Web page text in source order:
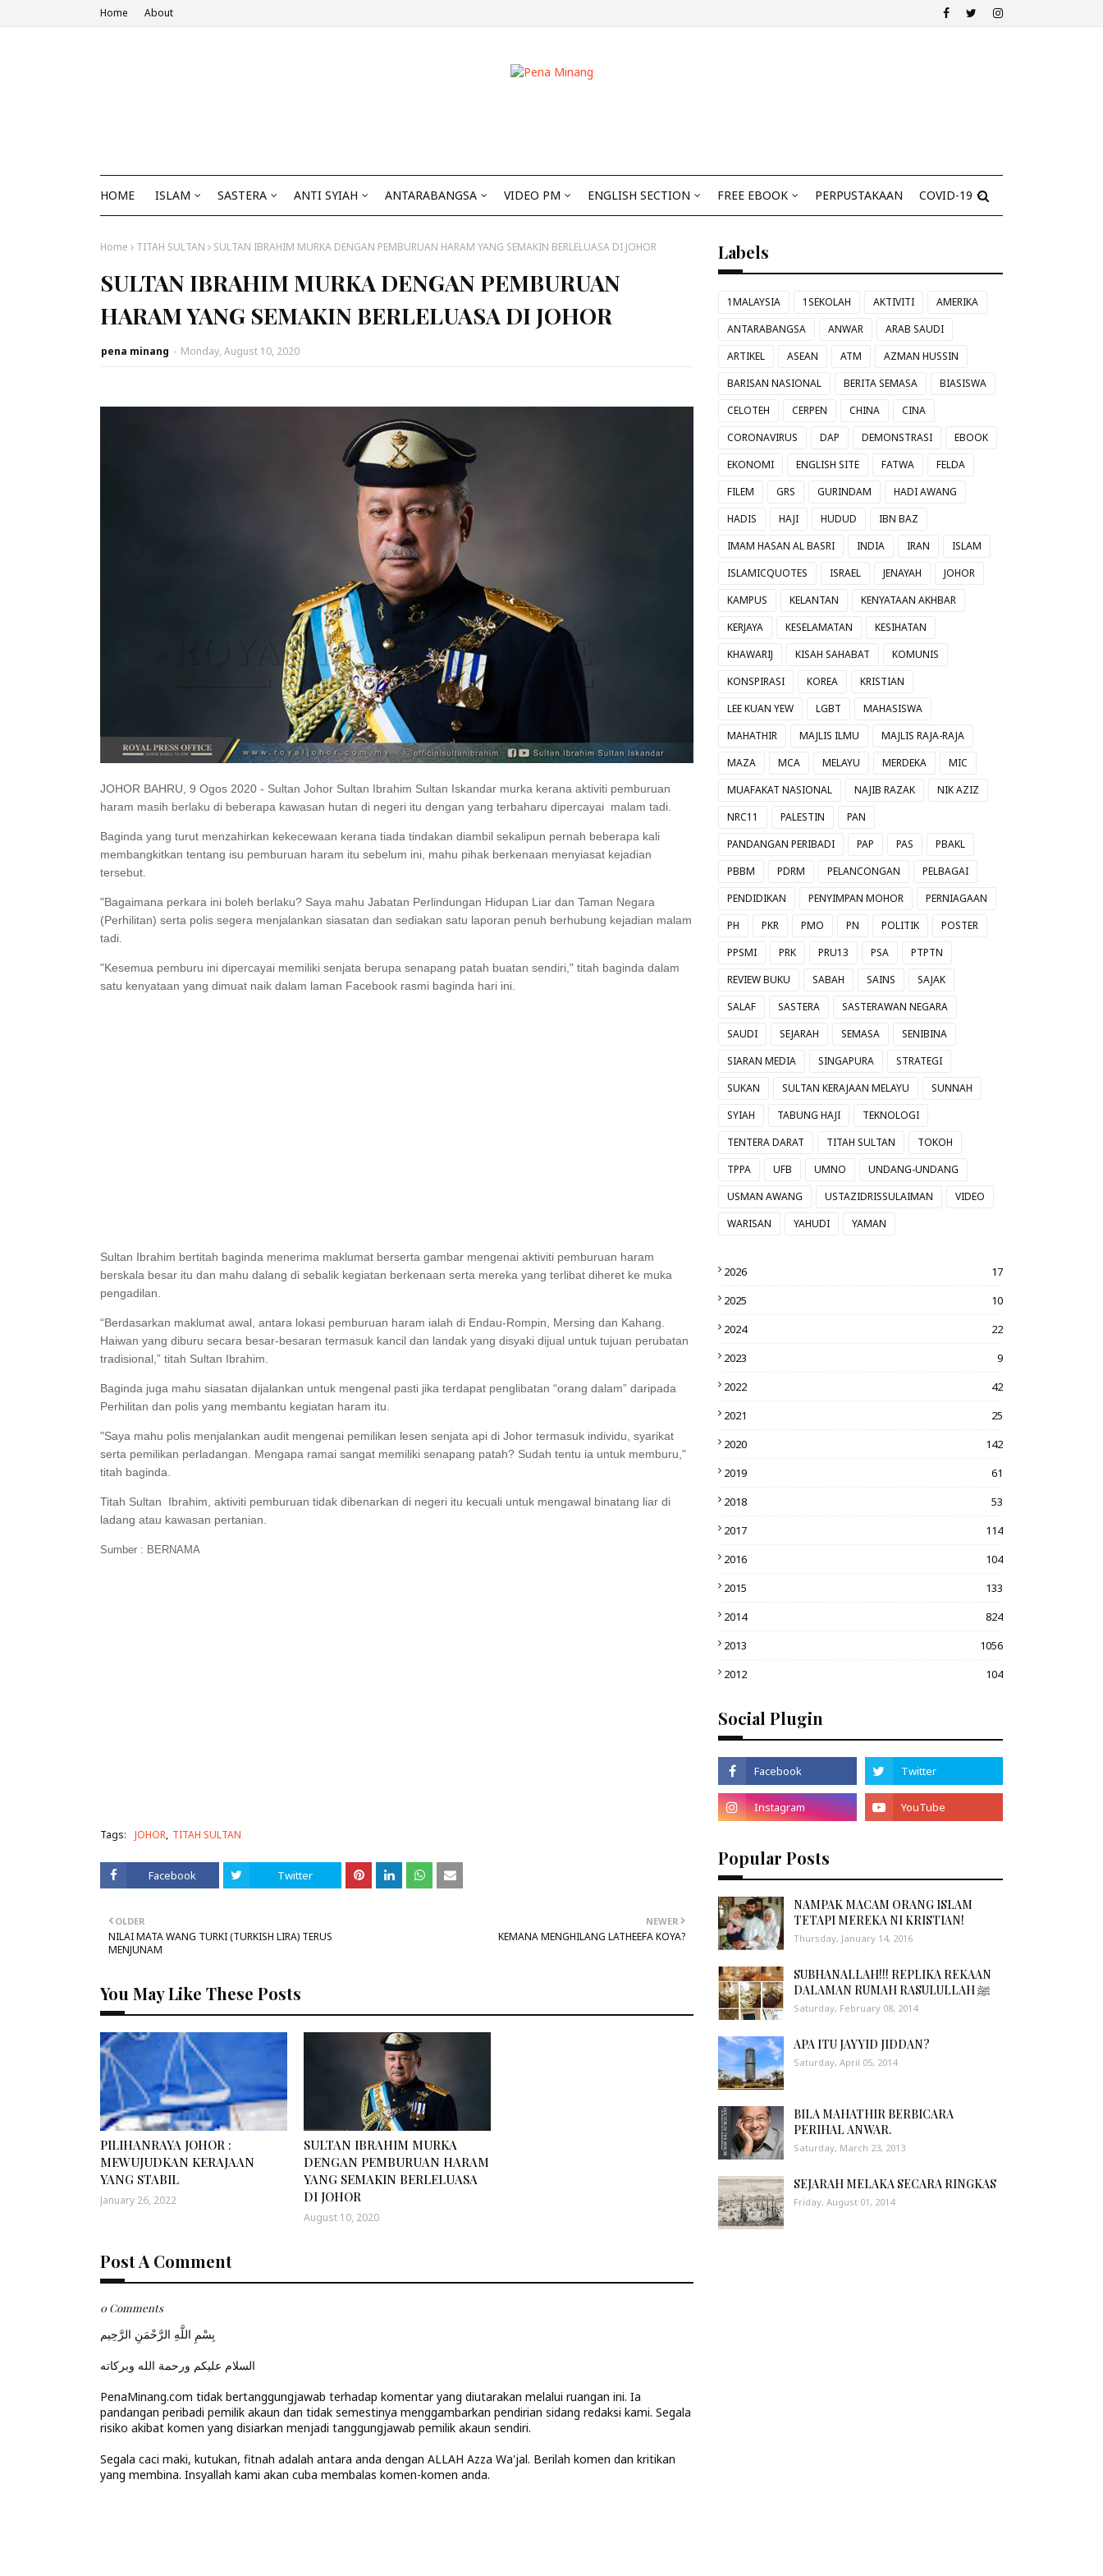
Home About
HOME ISLAM SASTERA ANTI SYIAH ANTARABANGSA VIDEO PM ENGLISH SECTION FREE EBOOK PERPUSTAKAAN COVID-19
Home TITAH SULTAN SULTAN IBRAHIM MURKA DENGAN PEMBURUAN HARAM YANG SEMAKIN BERLELUASA DI JOHOR
SULTAN IBRAHIM MURKA DENGAN PEMBURUAN
HARAM YANG SEMAKIN BERLELUASA DI JOHOR
pena minang - Monday, August 10, 2020
JOHOR BAHRU, 9 Ogos 2020 - Sultan Johor Sultan Ibrahim Sultan Iskandar murka kerana aktiviti pemburuan
haram masih berlaku di beberapa kawasan hutan di negeri itu dengan yang terbaharu dipercayai malam tadi.
Baginda yang turut menzahirkan kekecewaan kerana tiada tindakan diambil sekalipun pernah beberapa kali
membangkitkan tentang isu pemburuan haram itu sebelum ini, mahu pihak berkenaan menyiasat kejadian
tersebut.
"Bagaimana perkara ini boleh berlaku? Saya mahu Jabatan Perlindungan Hidupan Liar dan Taman Negara
(Perhilitan) serta polis segera menjalankan siasatan dan sediakan satu laporan penuh berhubung kejadian malam
tadi.
"Kesemua pemburu ini dipercayai memiliki senjata berupa senapang patah buatan sendiri," titah baginda dalam
satu kenyataan yang dimuat naik dalam laman Facebook rasmi baginda hari ini.
Sultan Ibrahim bertitah baginda menerima maklumat berserta gambar mengenai aktiviti pemburuan haram
berskala besar itu dan mahu dalang di sebalik kegiatan berkenaan serta mereka yang terlibat diheret ke muka
pengadilan.
“Berdasarkan maklumat awal, antara lokasi pemburuan haram ialah di Endau-Rompin, Mersing dan Kahang.
Haiwan yang diburu secara besar-besaran termasuk kancil dan landak yang disyaki dijual untuk tujuan perubatan
tradisional,” titah Sultan Ibrahim.
Baginda juga mahu siasatan dijalankan untuk mengenal pasti jika terdapat penglibatan “orang dalam” daripada
Perhilitan dan polis yang membantu kegiatan haram itu.
"Saya mahu polis menjalankan audit mengenai pemilikan lesen senjata api di Johor termasuk individu, syarikat
serta pemilikan perladangan. Mengapa ramai sangat memiliki senapang patah? Sudah tentu ia untuk memburu,"
titah baginda.
Titah Sultan Ibrahim, aktiviti pemburuan tidak dibenarkan di negeri itu kecuali untuk mengawal binatang liar di
ladang atau kawasan pertanian.
Sumber : BERNAMA
Tags: JOHOR TITAH SULTAN
Facebook Twitter
NEWER
KEMANA MENGHILANG LATHEEFA KOYA?
OLDER
NILAI MATA WANG TURKI (TURKISH LIRA) TERUS
MENJUNAM
You May Like These Posts
PILIHANRAYA JOHOR :
MEWUJUDKAN KERAJAAN
YANG STABIL
January 26, 2022
SULTAN IBRAHIM MURKA
DENGAN PEMBURUAN HARAM
YANG SEMAKIN BERLELUASA
DI JOHOR
August 10, 2020
Post A Comment
0 Comments
بِسْمِ اللَّهِ الرَّحْمَنِ الرَّحِيم
السلام عليكم ورحمة الله وبركاته
PenaMinang.com tidak bertanggungjawab terhadap komentar yang diutarakan melalui ruangan ini. Ia
pandangan peribadi pemilik akaun dan tidak semestinya menggambarkan pendirian sidang redaksi kami. Segala
risiko akibat komen yang disiarkan menjadi tanggungjawab pemilik akaun sendiri.
Segala caci maki, kutukan, fitnah adalah antara anda dengan ALLAH Azza Wa'jal. Berilah komen dan kritikan
yang membina. Insyallah kami akan cuba membalas komen-komen anda.
Labels
1MALAYSIA 1SEKOLAH AKTIVITI
AMERIKA
ANTARABANGSA
ANWAR
ARAB SAUDI
ARTIKEL
ASEAN ATM
AZMAN HUSSIN
BARISAN NASIONAL
BERITA SEMASA
BIASISWA
CELOTEH
CERPEN CHINA
CINA
CORONAVIRUS
DAP DEMONSTRASI
EBOOK
EKONOMI
ENGLISH SITE FATWA
FELDA
FILEM
GRS GURINDAM
HADI AWANG
HADIS
HAJI HUDUD
IBN BAZ
IMAM HASAN AL BASRI
INDIA IRAN
ISLAM
ISLAMICQUOTES
ISRAEL JENAYAH
JOHOR
KAMPUS
KELANTAN
KENYATAAN AKHBAR
KERJAYA
KESELAMATAN
KESIHATAN
KHAWARIJ
KISAH SAHABAT
KOMUNIS
KONSPIRASI
KOREA
KRISTIAN
LEE KUAN YEW
LGBT
MAHASISWA
MAHATHIR
MAJLIS ILMU
MAJLIS RAJA-RAJA
MAZA
MCA MELAYU MERDEKA
MIC
MUAFAKAT NASIONAL
NAJIB RAZAK
NIK AZIZ
NRC11
PALESTIN
PAN
PANDANGAN PERIBADI
PAP PAS
PBAKL
PBBM
PDRM PELANCONGAN
PELBAGAI
PENDIDIKAN
PENYIMPAN MOHOR
PERNIAGAAN
PH
PKR PMO PN POLITIK
POSTER
PPSMI
PRK PRU13 PSA
PTPTN
REVIEW BUKU
SABAH SAINS
SAJAK
SALAF
SASTERA
SASTERAWAN NEGARA
SAUDI
SEJARAH SEMASA
SENIBINA
SIARAN MEDIA
SINGAPURA
STRATEGI
SUKAN
SULTAN KERAJAAN MELAYU
SUNNAH
SYIAH
TABUNG HAJI
TEKNOLOGI
TENTERA DARAT
TITAH SULTAN
TOKOH
TPPA
UFB UMNO
UNDANG-UNDANG
USMAN AWANG
USTAZIDRISSULAIMAN
VIDEO
WARISAN
YAHUDI YAMAN
2026
17
2025
10
2024
22
2023
9
2022
42
2021
25
2020
142
2019
61
2018
53
2017
114
2016
104
2015
133
2014
824
2013
1056
2012
104
Social Plugin
Popular Posts
NAMPAK MACAM ORANG ISLAM
TETAPI MEREKA NI KRISTIAN!
Thursday, January 14, 2016
SUBHANALLAH!!! REPLIKA REKAAN
DALAMAN RUMAH RASULULLAH ﷺ
Saturday, February 08, 2014
APA ITU JAYYID JIDDAN?
Saturday, April 05, 2014
BILA MAHATHIR BERBICARA
PERIHAL ANWAR.
Saturday, March 23, 2013
SEJARAH MELAKA SECARA RINGKAS
Friday, August 01, 2014